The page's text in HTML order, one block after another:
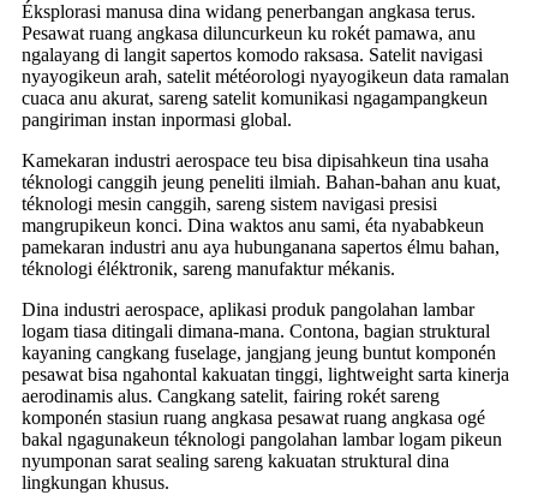
Éksplorasi manusa dina widang penerbangan angkasa terus.
Pesawat ruang angkasa diluncurkeun ku rokét pamawa, anu
ngalayang di langit sapertos komodo raksasa. Satelit navigasi
nyayogikeun arah, satelit météorologi nyayogikeun data ramalan
cuaca anu akurat, sareng satelit komunikasi ngagampangkeun
pangiriman instan inpormasi global.
Kamekaran industri aerospace teu bisa dipisahkeun tina usaha
téknologi canggih jeung peneliti ilmiah. Bahan-bahan anu kuat,
téknologi mesin canggih, sareng sistem navigasi presisi
mangrupikeun konci. Dina waktos anu sami, éta nyababkeun
pamekaran industri anu aya hubunganana sapertos élmu bahan,
téknologi éléktronik, sareng manufaktur mékanis.
Dina industri aerospace, aplikasi produk pangolahan lambar
logam tiasa ditingali dimana-mana. Contona, bagian struktural
kayaning cangkang fuselage, jangjang jeung buntut komponén
pesawat bisa ngahontal kakuatan tinggi, lightweight sarta kinerja
aerodinamis alus. Cangkang satelit, fairing rokét sareng
komponén stasiun ruang angkasa pesawat ruang angkasa ogé
bakal ngagunakeun téknologi pangolahan lambar logam pikeun
nyumponan sarat sealing sareng kakuatan struktural dina
lingkungan khusus.